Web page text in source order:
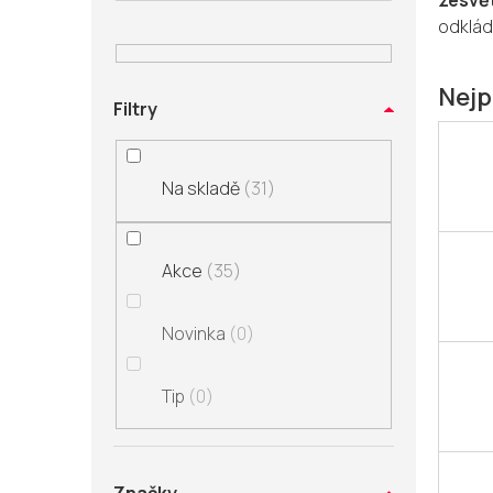
Filtry
Na skladě 31
Akce 35
Novinka 0
Tip 0